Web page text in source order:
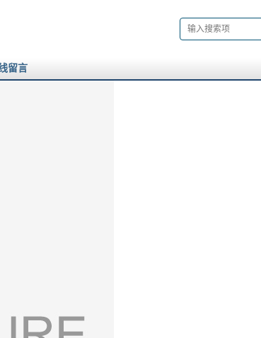
留言